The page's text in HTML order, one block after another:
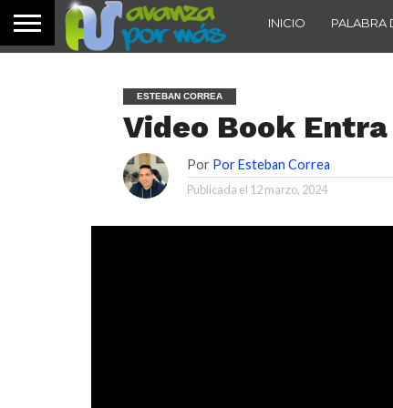
INICIO PALABRA
ESTEBAN CORREA
Video Book
Por Por Esteban Correa
Publicada el 12 marzo, 2024